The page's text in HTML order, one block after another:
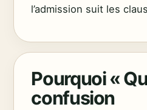
l’admission suit les
Pourquoi «
confusion